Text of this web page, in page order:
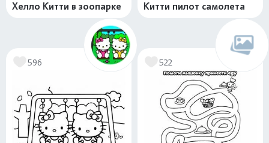
Хелло Китти в зоопарке Китти пилот самолета
596 522